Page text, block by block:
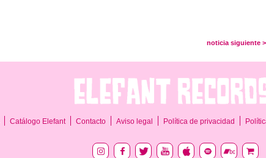
noticia siguiente
Catálogo Elefant Contacto Aviso legal Política de privacidad